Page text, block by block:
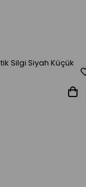
Silgi Siyah Küçük